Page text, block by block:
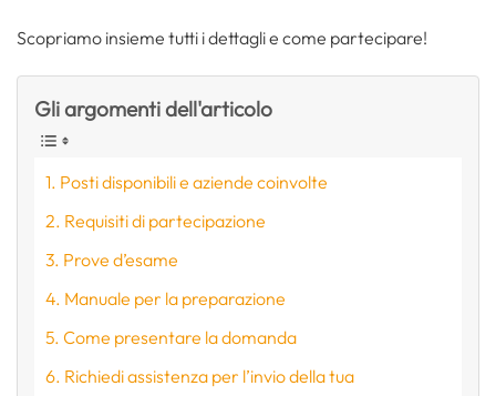
Scopriamo insieme tutti i dettagli e come partecipare!
Gli argomenti dell'articolo
Posti disponibili e aziende coinvolte
Requisiti di partecipazione
Prove d’esame
Manuale per la preparazione
Come presentare la domanda
Richiedi assistenza per l’invio della tua